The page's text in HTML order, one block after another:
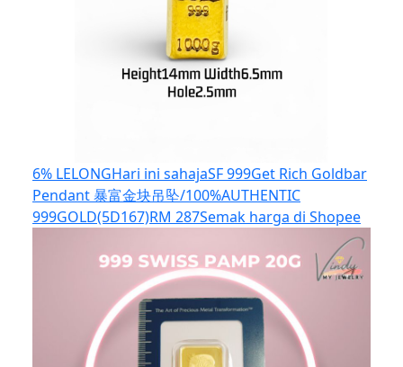
6% LELONGHari ini sahajaSF 999Get Rich Goldbar
Pendant 暴富金块吊坠/100%AUTHENTIC
999GOLD(5D167)RM 287Semak harga di Shopee